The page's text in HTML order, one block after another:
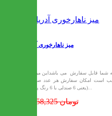
میز ناهارخوری آدریان
شما قابل سفارش می باشداین میز به
است امکان سفارش هر عدد صندلی
16,658,325 تومان